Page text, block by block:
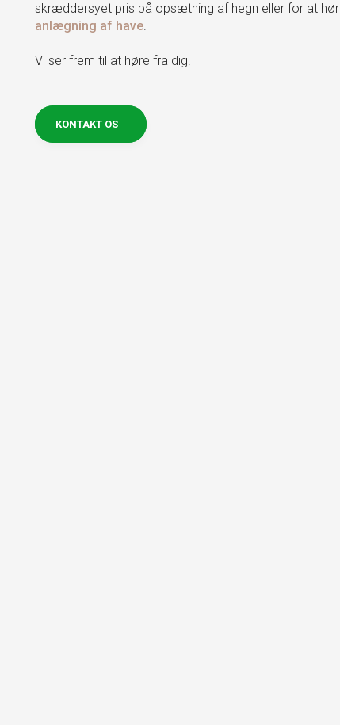
skræddersyet pris på opsætning af hegn eller for at
anlægning af have.
Vi ser frem til at høre fra dig.​
KONTAKT OS